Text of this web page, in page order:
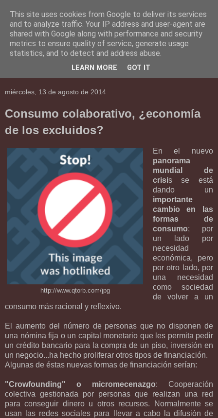
En Social
Una mirada al mundo social.
miércoles, 13 de agosto de 2014
Consumo colaborativo, ¿economía
de los excluidos?
http://www.qtorb.com/jpg
En el nuevo
panorama
mundial de
crisis se está
dando un
importante
cambio en las
formas de
consumo; por
un lado por
necesidad
económica, pero
por otro lado, por
una necesidad
como sociedad
de volver a un
consumo más racional y reflexivo.
El aumento del número de personas que no disponen de
una nómina fija o un capital monetario que les permita pedir
un crédito bancario para la compra de un piso, inversión en
un negocio...ha hecho proliferar otros tipos de financiación.
Algunas de éstas nuevas formas de financiación serían:
"Crowfounding" o micromecenazgo: Cooperación
colectiva gestionada por personas que realizan una red
para conseguir dinero u otros recursos. Normalmente se
usan las redes sociales para llevar a cabo la difusión de
This site uses cookies from Google to deliver its services
and to analyze traffic. Your IP address and user-agent are
shared with Google along with performance and security
metrics to ensure quality of service, generate usage
statistics, and to detect and address abuse.
LEARN MORE GOT IT